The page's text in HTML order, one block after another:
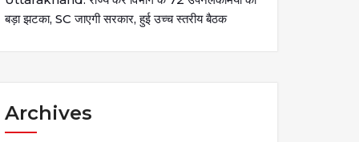
बड़ा झटका, SC जाएगी सरकार, हुई उच्च स्तरीय बैठक
Archives